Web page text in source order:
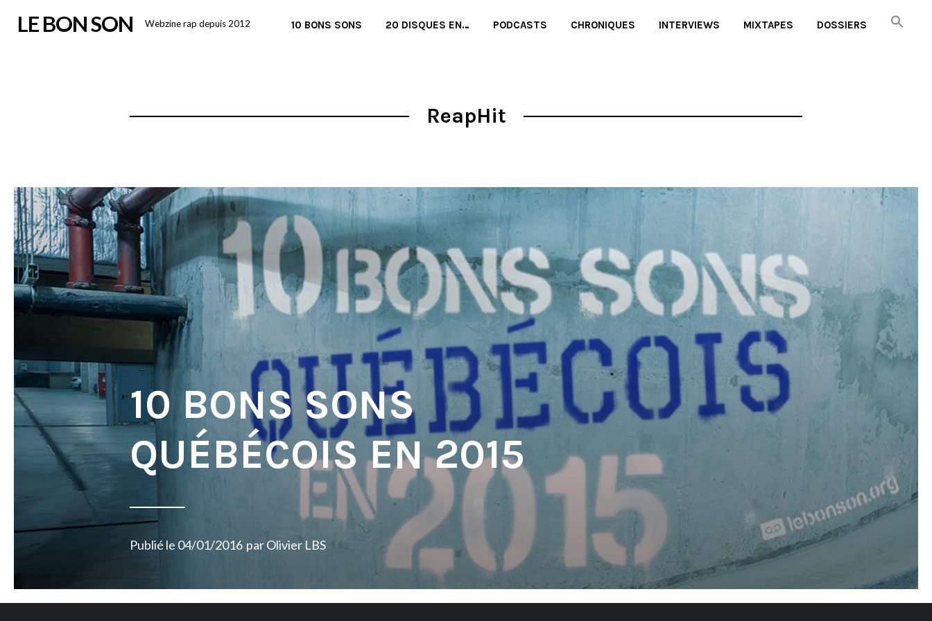
LE BON SON Webzine rap depuis 2012 10 BONS SONS 20 DISQUES EN… PODCASTS CHRONIQUES INTERVIEWS MIXTAPES DOSSIERS
ReapHit
10 BONS SONS
QUÉBÉCOIS EN 2015
Publié le 04/01/2016 parOlivier LBS